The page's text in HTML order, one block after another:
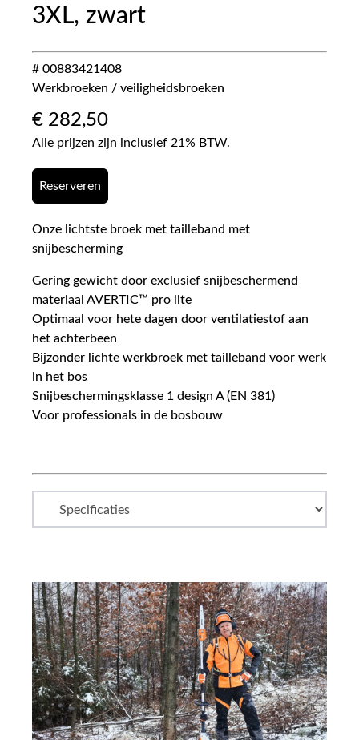
3XL, zwart
# 00883421408
Werkbroeken / veiligheidsbroeken
€ 282,50
Alle prijzen zijn inclusief 21% BTW.
Reserveren
Onze lichtste broek met tailleband met
snijbescherming
Gering gewicht door exclusief snijbeschermend
materiaal AVERTIC™ pro lite
Optimaal voor hete dagen door ventilatiestof aan
het achterbeen
Bijzonder lichte werkbroek met tailleband voor werk
in het bos
Snijbeschermingsklasse 1 design A (EN 381)
Voor professionals in de bosbouw